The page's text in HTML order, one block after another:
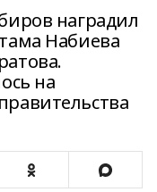
наградил
Набиева
на